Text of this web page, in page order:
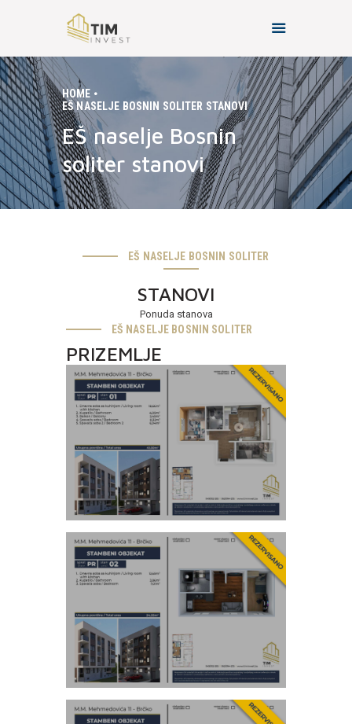
HOME
EŠ NASELJE BOSNIN SOLITER STANOVI
EŠ naselje Bosnin
soliter stanovi
HOME
O NAMA
PROJEKTI
KONTAKT
EŠ NASELJE BOSNIN SOLITER
STANOVI
Ponuda stanova
EŠ NASELJE BOSNIN SOLITER
PRIZEMLJE